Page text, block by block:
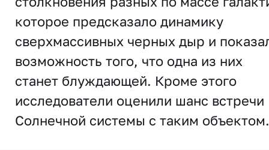
которое предсказало динамику
сверхмассивных черных дыр и
возможность того, что одна из них
станет блуждающей. Кроме этого
исследователи оценили шанс встречи
Солнечной системы с таким объектом.